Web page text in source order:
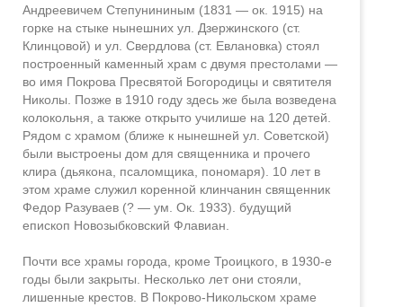
Андреевичем Степунининым (1831 — ок. 1915) на
горке на стыке нынешних ул. Дзержинского (ст.
Клинцовой) и ул. Свердлова (ст. Евлановка) стоял
построенный каменный храм с двумя престолами —
во имя Покрова Пресвятой Богородицы и святителя
Николы. Позже в 1910 году здесь же была возведена
колокольня, а также открыто училише на 120 детей.
Рядом с храмом (ближе к нынешней ул. Советской)
были выстроены дом для священника и прочего
клира (дьякона, псаломщика, пономаря). 10 лет в
этом храме служил коренной клинчанин священник
Федор Разуваев (? — ум. Ок. 1933). будущий
епископ Новозыбковский Флавиан.
Почти все храмы города, кроме Троицкого, в 1930-е
годы были закрыты. Несколько лет они стояли,
лишенные крестов. В Покрово-Никольском храме